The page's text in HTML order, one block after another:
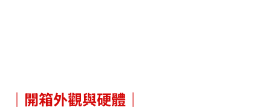
｜開箱外觀與硬體｜